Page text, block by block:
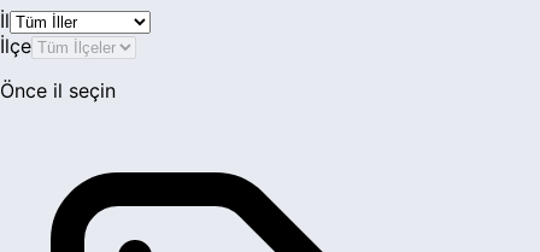
İl
İlçe
Önce il seçin